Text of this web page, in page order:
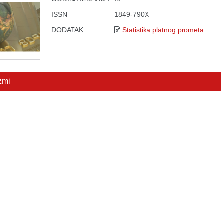
ISSN
1849-790X
DODATAK
Statistika platnog prometa